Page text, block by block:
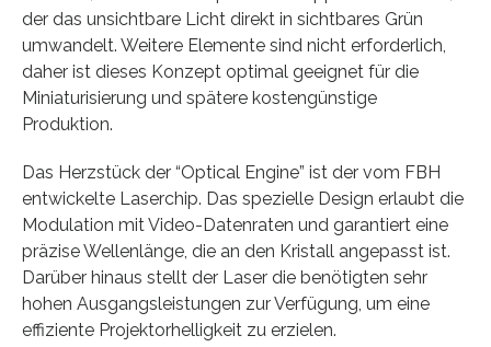
der das unsichtbare Licht direkt in sichtbares Grün
umwandelt. Weitere Elemente sind nicht erforderlich,
daher ist dieses Konzept optimal geeignet für die
Miniaturisierung und spätere kostengünstige
Produktion.
Das Herzstück der “Optical Engine” ist der vom FBH
entwickelte Laserchip. Das spezielle Design erlaubt die
Modulation mit Video-Datenraten und garantiert eine
präzise Wellenlänge, die an den Kristall angepasst ist.
Darüber hinaus stellt der Laser die benötigten sehr
hohen Ausgangsleistungen zur Verfügung, um eine
effiziente Projektorhelligkeit zu erzielen.